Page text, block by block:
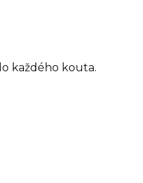
každého kouta.